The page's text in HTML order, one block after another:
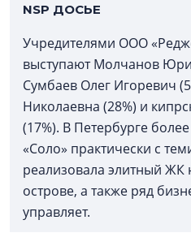
NSP ДОСЬЕ
Учредителями ООО
выступают Молчанов
Сумбаев Олег Игоревич
Николаевна (28%) и
(17%). В Петербурге
«Соло» практически с
реализовала элитный ЖК
острове, а также ряд
управляет.